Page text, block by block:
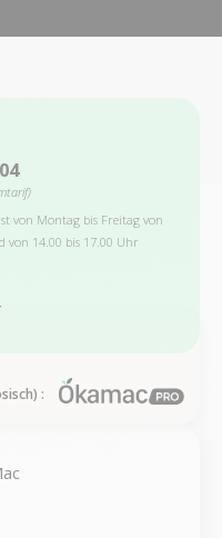
von Montag bis Freitag von
von 14.00 bis 17.00 Uhr
: